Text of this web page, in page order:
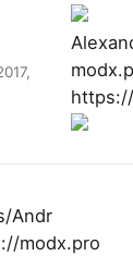
Andr
modx.pro